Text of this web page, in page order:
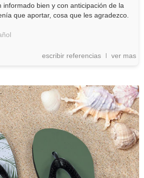
informado bien y con anticipación de la
que aportar, cosa que les agradezco.
escribir referencias ver mas